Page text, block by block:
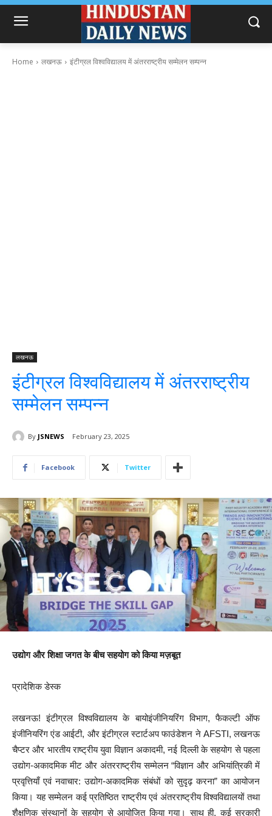
Home लखनऊ इंटीग्रल विश्वविद्यालय में अंतरराष्ट्रीय सम्मेलन सम्पन्न
लखनऊ
इंटीग्रल विश्वविद्यालय में अंतरराष्ट्रीय
सम्मेलन सम्पन्न
By JSNEWS February 23, 2025
Facebook Twitter
उद्योग और शिक्षा जगत के बीच सहयोग को किया मज़बूत
प्रादेशिक डेस्क
लखनऊ! इंटीग्रल विश्वविद्यालय के बायोइंजीनियरिंग विभाग, फैकल्टी ऑफ
इंजीनियरिंग एंड आईटी, और इंटीग्रल स्टार्टअप फाउंडेशन ने AFSTI, लखनऊ
चैप्टर और भारतीय राष्ट्रीय युवा विज्ञान अकादमी, नई दिल्ली के सहयोग से पहला
उद्योग-अकादमिक मीट और अंतरराष्ट्रीय सम्मेलन “विज्ञान और अभियांत्रिकी में
प्रवृत्तियाँ एवं नवाचार: उद्योग-अकादमिक संबंधों को सुदृढ़ करना” का आयोजन
किया। यह सम्मेलन कई प्रतिष्ठित राष्ट्रीय एवं अंतरराष्ट्रीय विश्वविद्यालयों तथा
शैक्षणिक संस्थानों के सहयोग से आयोजित किया गया। साथ ही, कई सरकारी